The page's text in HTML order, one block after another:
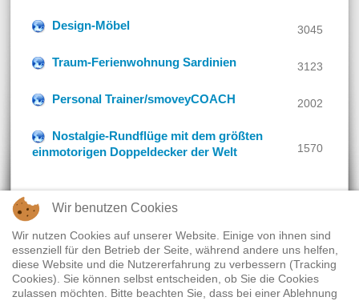
Design-Möbel 3045
Traum-Ferienwohnung Sardinien 3123
Personal Trainer/smoveyCOACH 2002
Nostalgie-Rundflüge mit dem größten
einmotorigen Doppeldecker der Welt
1570
Widerrufsrecht | Termine | Empfehlenswerte Links
|
Datenschutz
| Impressum
Wir benutzen Cookies
Wir nutzen Cookies auf unserer Website. Einige von ihnen sind
essenziell für den Betrieb der Seite, während andere uns helfen,
diese Website und die Nutzererfahrung zu verbessern (Tracking
Cookies). Sie können selbst entscheiden, ob Sie die Cookies
zulassen möchten. Bitte beachten Sie, dass bei einer Ablehnung